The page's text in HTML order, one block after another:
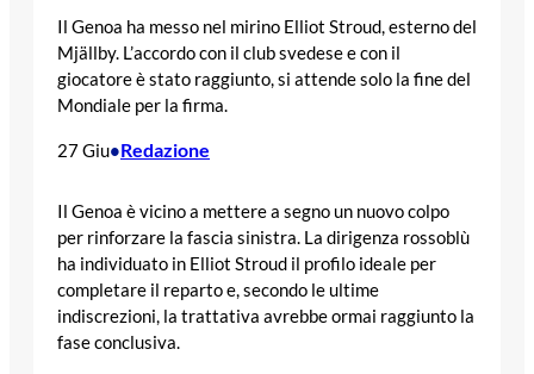
Il Genoa ha messo nel mirino Elliot Stroud, esterno del
Mjällby. L’accordo con il club svedese e con il
giocatore è stato raggiunto, si attende solo la fine del
Mondiale per la firma.
27 Giu•Redazione
Il Genoa è vicino a mettere a segno un nuovo colpo
per rinforzare la fascia sinistra. La dirigenza rossoblù
ha individuato in Elliot Stroud il profilo ideale per
completare il reparto e, secondo le ultime
indiscrezioni, la trattativa avrebbe ormai raggiunto la
fase conclusiva.